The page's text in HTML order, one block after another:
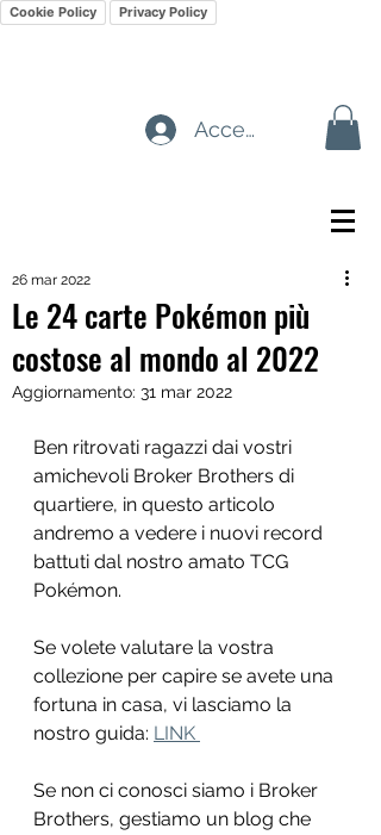
Cookie Policy Privacy Policy
Accedi
Le 24 carte Pokémon più
costose al mondo al 2022
26 mar 2022
Aggiornamento: 31 mar 2022
Ben ritrovati ragazzi dai vostri
amichevoli Broker Brothers di
quartiere, in questo articolo
andremo a vedere i nuovi record
battuti dal nostro amato TCG
Pokémon.
Se volete valutare la vostra
collezione per capire se avete una
fortuna in casa, vi lasciamo la
nostro guida: LINK
Se non ci conosci siamo i Broker
Brothers, gestiamo un blog che